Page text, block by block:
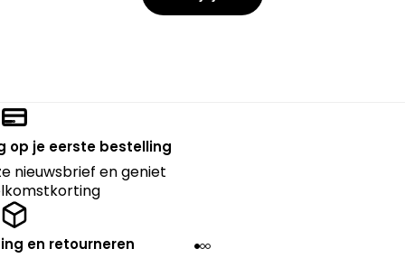
op je eerste bestelling
nieuwsbrief en geniet
en retourneren